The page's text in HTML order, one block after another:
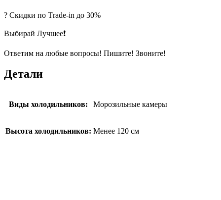
? Скидки по Тrade-in до 30%
Выбирай Лучшее❗
Ответим на любые вопросы! Пишите! Звоните!
Детали
Виды холодильников: Морозильные камеры
Высота холодильников: Менее 120 см